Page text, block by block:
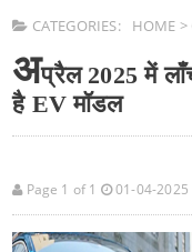
CATEGORIES: HOME >
अप्रैल 2025 में
है EV मॉडल
Page 1 of 1 01-04-2025